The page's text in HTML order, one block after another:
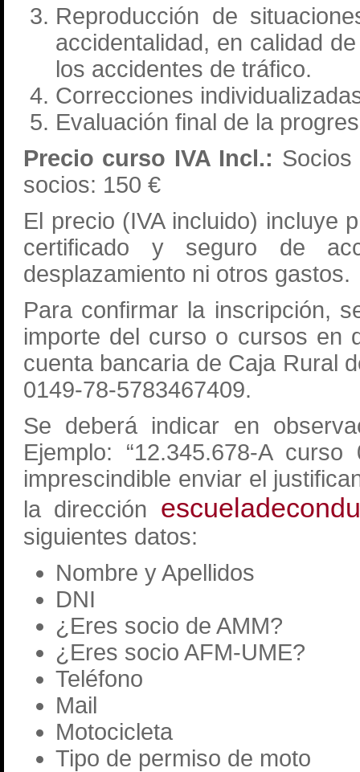
Reproducción de
accidentalidad, en calidad
los accidentes de tráfico.
Correcciones
Evaluación final de la
Precio curso IVA Incl.:
socios: 150 €
El precio (IVA incluido) incluye
certificado y seguro de
desplazamiento ni otros gastos.
Para confirmar la inscripción,
importe del curso o cursos en
cuenta bancaria de Caja Rural
0149-78-5783467409.
Se deberá indicar en
Ejemplo: “12.345.678-A
imprescindible enviar el
la dirección
siguientes datos:
Nombre y Apellidos
DNI
¿Eres socio de AMM?
¿Eres socio AFM-UME?
Teléfono
Mail
Motocicleta
Tipo de permiso de moto